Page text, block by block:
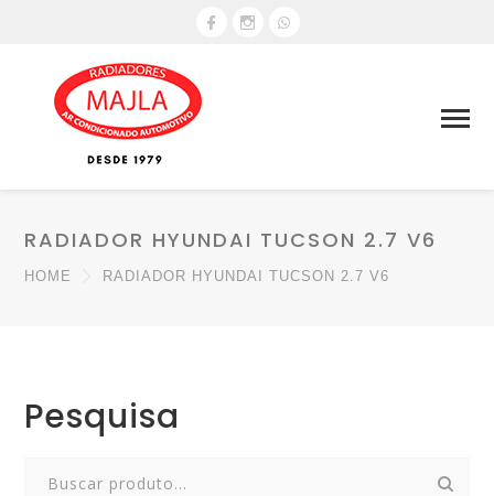
RADIADOR HYUNDAI TUCSON 2.7 V6
HOME RADIADOR HYUNDAI TUCSON 2.7 V6
Pesquisa